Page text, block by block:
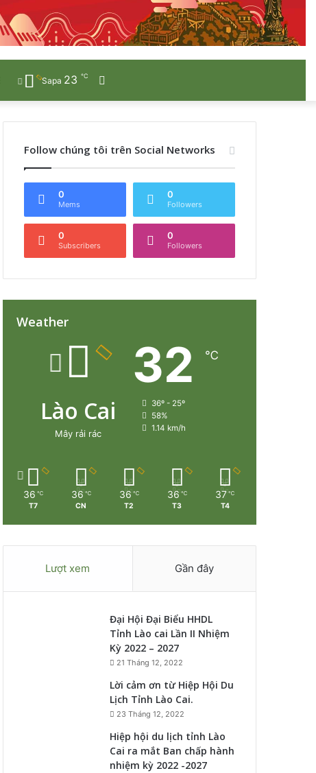
Sapa 23 ℃
Follow chúng tôi trên Social Networks
0
Mems
0
Followers
0
Subscribers
0
Followers
Weather
Lào Cai
Mây rải rác
32 ℃
36º - 25º
58%
1.14 km/h
36 ℃
T7
36 ℃
CN
36 ℃
T2
36 ℃
T3
37 ℃
T4
Lượt xem Gần đây
Đại Hội Đại Biểu HHDL
Tỉnh Lào cai Lần II Nhiệm
Kỳ 2022 – 2027
21 Tháng 12, 2022
Lời cảm ơn từ Hiệp Hội Du
Lịch Tỉnh Lào Cai.
23 Tháng 12, 2022
Hiệp hội du lịch tỉnh Lào
Cai ra mắt Ban chấp hành
nhiệm kỳ 2022 -2027